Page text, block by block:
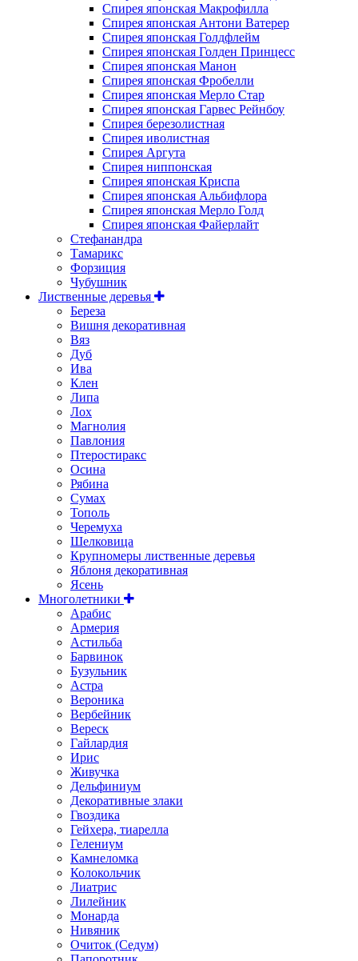
Спирея японская Макрофилла
Спирея японская Антони Ватерер
Спирея японская Голдфлейм
Спирея японская Голден Принцесс
Спирея японская Манон
Спирея японская Фробелли
Спирея японская Мерло Стар
Спирея японская Гарвес Рейнбоу
Спирея березолистная
Спирея иволистная
Спирея Аргута
Спирея ниппонская
Спирея японская Криспа
Спирея японская Альбифлора
Спирея японская Мерло Голд
Спирея японская Файерлайт
Стефанандра
Тамарикс
Форзиция
Чубушник
Лиственные деревья
Береза
Вишня декоративная
Вяз
Дуб
Ива
Клен
Липа
Лох
Магнолия
Павлония
Птеростиракс
Осина
Рябина
Сумах
Тополь
Черемуха
Шелковица
Крупномеры лиственные деревья
Яблоня декоративная
Ясень
Многолетники
Арабис
Армерия
Астильбa
Барвинок
Бузульник
Астра
Вероника
Вербейник
Вереск
Гайлардия
Ирис
Живучка
Дельфиниум
Декоративные злаки
Гвоздика
Гейхера, тиарелла
Гелениум
Камнеломка
Колокольчик
Лиатрис
Лилейник
Монарда
Нивяник
Очиток (Седум)